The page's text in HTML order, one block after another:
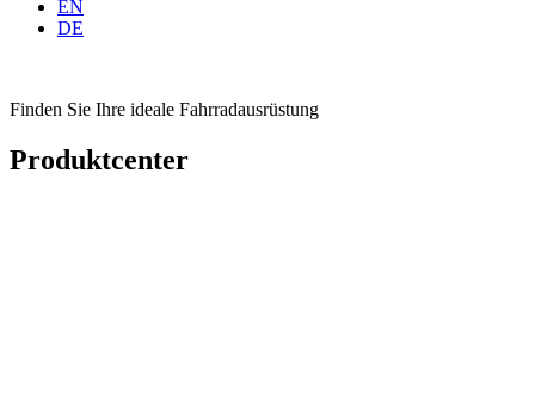
EN
DE
Finden Sie Ihre ideale Fahrradausrüstung
Produktcenter